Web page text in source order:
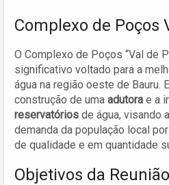
Complexo de Poços
O Complexo de Poços “Val de
significativo voltado para a
água na região oeste de Bauru.
construção de uma adutora e a
reservatórios de água, visando
demanda da população local
de qualidade e em quantidade
Objetivos da